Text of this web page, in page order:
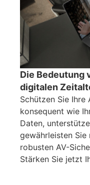
Die Bedeutung
digitalen
Schützen Sie Ihre
konsequent wie
Daten,
gewährleisten
robusten AV-
Stärken Sie jetzt